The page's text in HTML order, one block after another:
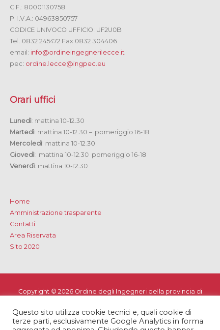
C.F.: 80001130758
P. I.V.A.: 04963850757
CODICE UNIVOCO UFFICIO: UF2U0B
Tel. 0832 245472 Fax 0832 304406
email: info@ordineingegnerilecce.it
pec: ordine.lecce@ingpec.eu
Orari uffici
Lunedì: mattina 10-12.30
Martedì: mattina 10-12.30 – pomeriggio 16-18
Mercoledì: mattina 10-12.30
Giovedì: mattina 10-12.30 pomeriggio 16-18
Venerdì: mattina 10-12.30
Home
Amministrazione trasparente
Contatti
Area Riservata
Sito 2020
Copyright © 2026 Ordine degli Ingegneri della provincia di
Privacy e Cookie Policy-Note Legali -Dichiarazione di
accessibilità
Questo sito utilizza cookie tecnici e, quali cookie di
terze parti, esclusivamente Google Analytics in forma